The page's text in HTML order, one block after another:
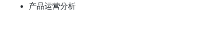
产品运营分析